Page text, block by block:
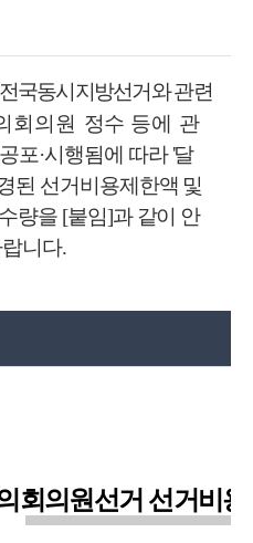
국동시지방선거와 관련
회의원 정수 등에 관
공포·시행됨에 따라 '달
된 선거비용제한액 및
량을 [붙임]과 같이 안
니다.